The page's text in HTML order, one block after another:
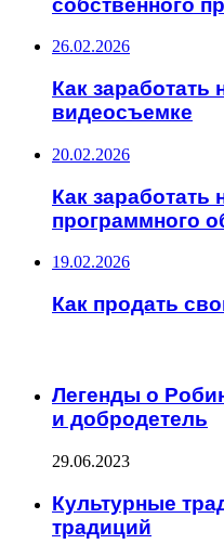
26.02.2026
Как
видеосъемке
20.02.2026
Как заработать
программного
19.02.2026
Как продать
Легенды о
и добродетель
29.06.2023
Культурные
традиций